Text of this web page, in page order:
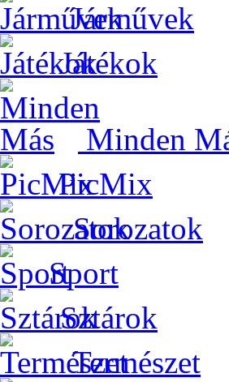
Járművek
Játékok
Minden
PicMix
Sorozatok
Sport
Sztárok
Természet